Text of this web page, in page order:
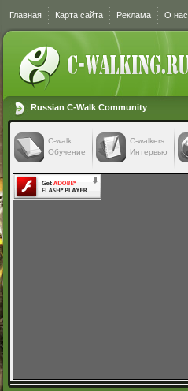
Главная Карта сайта Реклама О нас
Russian C-Walk Community
C-walk
Обучение
C-walkers
Интервью